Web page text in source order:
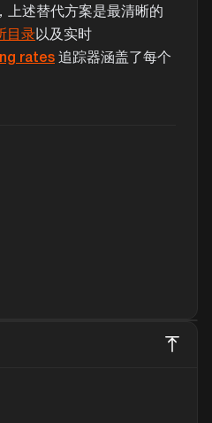
上述替代方案是最清晰的
目录以及实时
rates 追踪器涵盖了每个